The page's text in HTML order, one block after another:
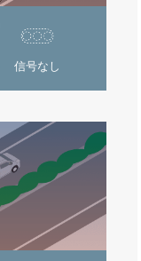
信号なし